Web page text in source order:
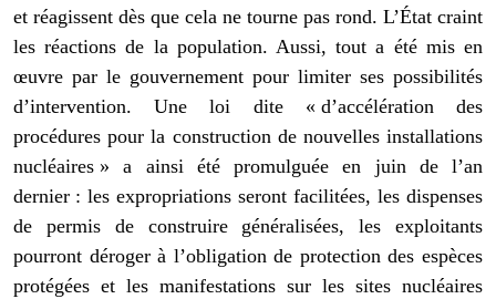
et réagissent dès que cela ne tourne pas rond. L’État craint
les réactions de la population. Aussi, tout a été mis en
œuvre par le gouvernement pour limiter ses possibilités
d’intervention. Une loi dite « d’accélération des
procédures pour la construction de nouvelles installations
nucléaires » a ainsi été promulguée en juin de l’an
dernier : les expropriations seront facilitées, les dispenses
de permis de construire généralisées, les exploitants
pourront déroger à l’obligation de protection des espèces
protégées et les manifestations sur les sites nucléaires